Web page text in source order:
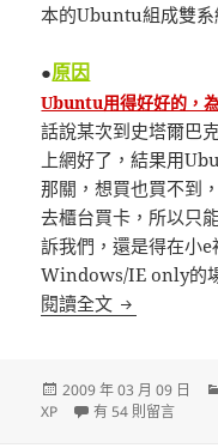
本的Ubuntu組成雙系
●原因
Ubuntu用得好好的，
話說某次到史塔爾巴
上網好了，結果用
那關，想買也買不到
去櫃台買卡，所以只
訴我們，還是得在小
Windows/IE only的
閱讀全文 [Eee PC] 將
發
佈
2009 年 03 月 09 日
XP
在〈[Eee PC] 將XP
有 54 則留言